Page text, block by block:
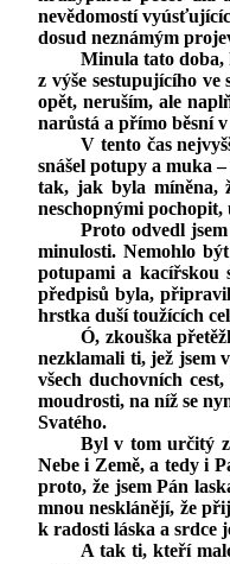
nevědomostí
dosud neznámým
Minula tato doba,
z výše sestupujícího
opět, neruším, ale
narůstá a přímo běsní
V tento čas
snášel potupy a muka
tak, jak byla míněna,
neschopnými
Proto odvedl
minulosti. Nemohlo
potupami a kacířskou
předpisů byla,
hrstka duší toužících
Ó, zkouška
nezklamali ti, jež jsem
všech duchovních
moudrosti, na níž se
Svatého.
Byl v tom určitý
Nebe i Země, a tedy i
proto, že jsem Pán
mnou nesklánějí, že
k radosti láska a srdce
A tak ti, kteří